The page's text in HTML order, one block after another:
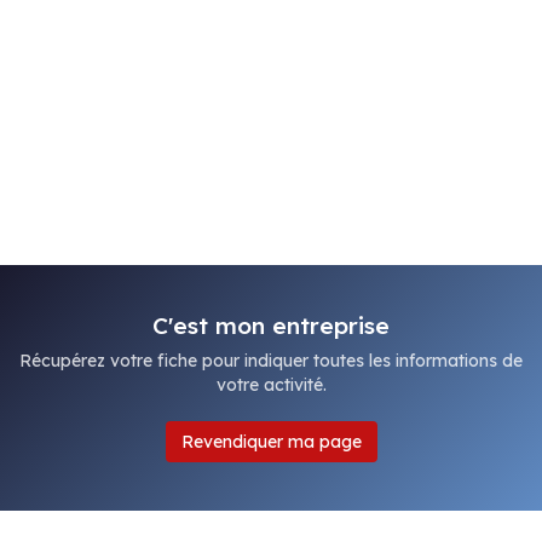
C'est mon entreprise
Récupérez votre fiche pour indiquer toutes les informations de
votre activité.
Revendiquer ma page